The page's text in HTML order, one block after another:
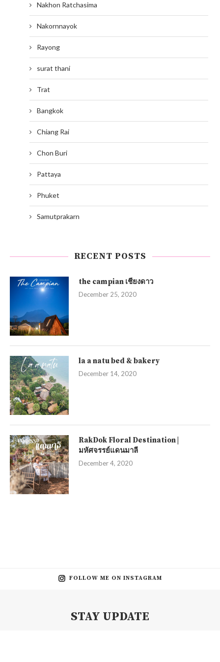
Nakhon Ratchasima
Nakornnayok
Rayong
surat thani
Trat
Bangkok
Chiang Rai
Chon Buri
Pattaya
Phuket
Samutprakarn
RECENT POSTS
the campian เชียงดาว
December 25, 2020
la a natu bed & bakery
December 14, 2020
RakDok Floral Destination |
มหัศจรรย์แดนมาลี
December 4, 2020
FOLLOW ME ON INSTAGRAM
STAY UPDATE